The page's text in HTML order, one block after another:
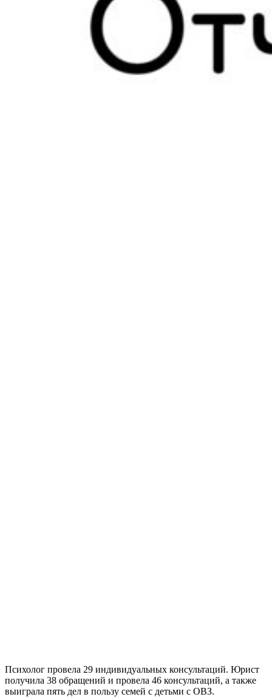
Психолог провела 29 индивидуальных консультаций. Юрист
получила 38 обращений и провела 46 консультаций, а также
выиграла пять дел в пользу семей с детьми с ОВЗ.